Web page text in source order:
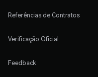
Referências de Contratos
Verificação Oficial
Feedback